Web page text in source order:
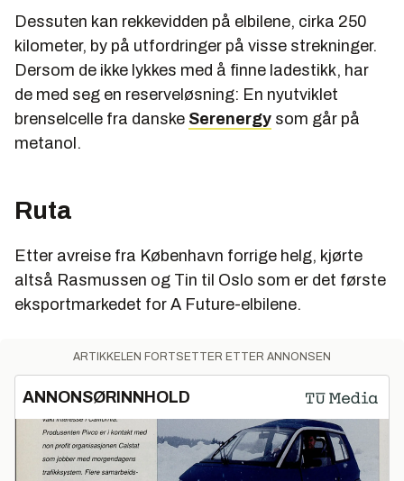
Dessuten kan rekkevidden på elbilene, cirka 250
kilometer, by på utfordringer på visse strekninger.
Dersom de ikke lykkes med å finne ladestikk, har
de med seg en reserveløsning: En nyutviklet
brenselcelle fra danske Serenergy som går på
metanol.
Ruta
Etter avreise fra København forrige helg, kjørte
altså Rasmussen og Tin til Oslo som er det første
eksportmarkedet for A Future-elbilene.
ARTIKKELEN FORTSETTER ETTER ANNONSEN
ANNONSØRINNHOLD